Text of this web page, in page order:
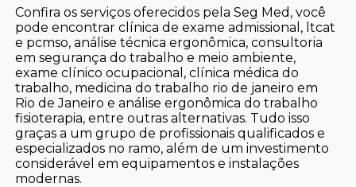
Confira os serviços oferecidos pela Seg Med, você
pode encontrar clínica de exame admissional, ltcat
e pcmso, análise técnica ergonômica, consultoria
em segurança do trabalho e meio ambiente,
exame clínico ocupacional, clínica médica do
trabalho, medicina do trabalho rio de janeiro em
Rio de Janeiro e análise ergonômica do trabalho
fisioterapia, entre outras alternativas. Tudo isso
graças a um grupo de profissionais qualificados e
especializados no ramo, além de um investimento
considerável em equipamentos e instalações
modernas.